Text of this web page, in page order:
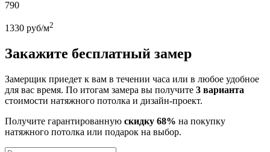
790
1330 руб/м2
Закажите бесплатный замер
Замерщик приедет к вам в течении часа или в любое удобное
для вас время. По итогам замера вы получите 3 варианта
стоимости натяжного потолка и дизайн-проект.
Получите гарантированную скидку 68% на покупку
натяжного потолка или подарок на выбор.